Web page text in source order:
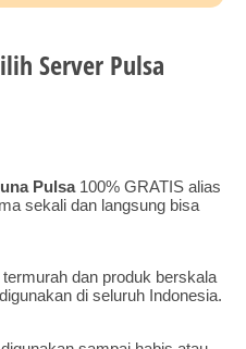
Server Pulsa
Pulsa100% GRATIS alias
sekali dan langsung bisa
dan produk berskala
di seluruh Indonesia.